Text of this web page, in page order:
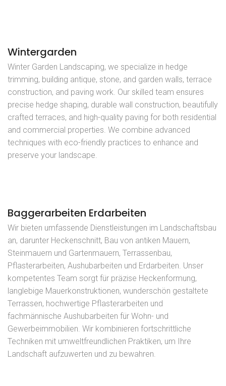
Wintergarden
Winter Garden Landscaping, we specialize in hedge
trimming, building antique, stone, and garden walls, terrace
construction, and paving work. Our skilled team ensures
precise hedge shaping, durable wall construction, beautifully
crafted terraces, and high-quality paving for both residential
and commercial properties. We combine advanced
techniques with eco-friendly practices to enhance and
preserve your landscape.
Baggerarbeiten Erdarbeiten
Wir bieten umfassende Dienstleistungen im Landschaftsbau
an, darunter Heckenschnitt, Bau von antiken Mauern,
Steinmauern und Gartenmauern, Terrassenbau,
Pflasterarbeiten, Aushubarbeiten und Erdarbeiten. Unser
kompetentes Team sorgt für präzise Heckenformung,
langlebige Mauerkonstruktionen, wunderschön gestaltete
Terrassen, hochwertige Pflasterarbeiten und
fachmännische Aushubarbeiten für Wohn- und
Gewerbeimmobilien. Wir kombinieren fortschrittliche
Techniken mit umweltfreundlichen Praktiken, um Ihre
Landschaft aufzuwerten und zu bewahren.